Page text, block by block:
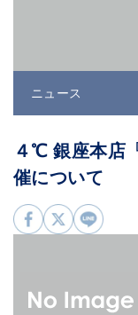
ニュース
４℃ 銀座本店
催について